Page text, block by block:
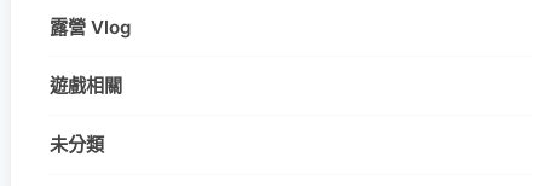
露營 Vlog
遊戲相關
未分類